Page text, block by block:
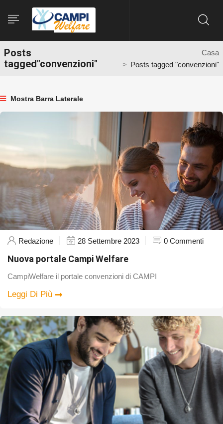
Posts
tagged"convenzioni"
Casa
Posts tagged "convenzioni"
Mostra Barra Laterale
Redazione 28 Settembre 2023 0 Commenti
Nuova portale Campi Welfare
CampiWelfare il portale convenzioni di CAMPI
Leggi Di Più